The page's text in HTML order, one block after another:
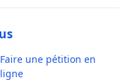
Faire une pétition en
ligne